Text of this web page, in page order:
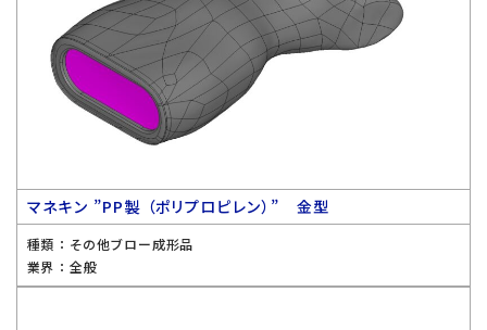
マネキン ”PP製 （ポリプロピレン）” 金型
種類 ： その他ブロー成形品
業界 ： 全般